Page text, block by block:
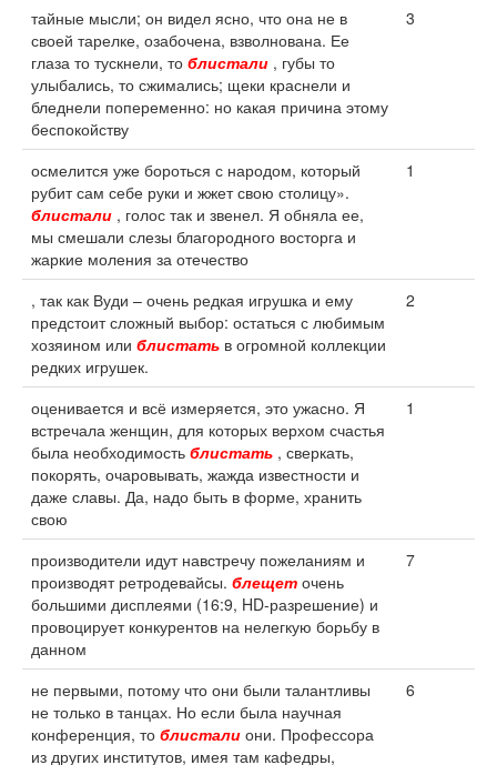
тайные мысли; он видел ясно, что она не в
своей тарелке, озабочена, взволнована. Ее
глаза то тускнели, то блистали , губы то
улыбались, то сжимались; щеки краснели и
бледнели попеременно: но какая причина этому
беспокойству
3
осмелится уже бороться с народом, который
рубит сам себе руки и жжет свою столицу».
блистали , голос так и звенел. Я обняла ее,
мы смешали слезы благородного восторга и
жаркие моления за отечество
1
, так как Вуди – очень редкая игрушка и ему
предстоит сложный выбор: остаться с любимым
хозяином или блистать в огромной коллекции
редких игрушек.
2
оценивается и всё измеряется, это ужасно. Я
встречала женщин, для которых верхом счастья
была необходимость блистать , сверкать,
покорять, очаровывать, жажда известности и
даже славы. Да, надо быть в форме, хранить
свою
1
производители идут навстречу пожеланиям и
производят ретродевайсы. блещет очень
большими дисплеями (16:9, HD-разрешение) и
провоцирует конкурентов на нелегкую борьбу в
данном
7
не первыми, потому что они были талантливы
не только в танцах. Но если была научная
конференция, то блистали они. Профессора
из других институтов, имея там кафедры,
6